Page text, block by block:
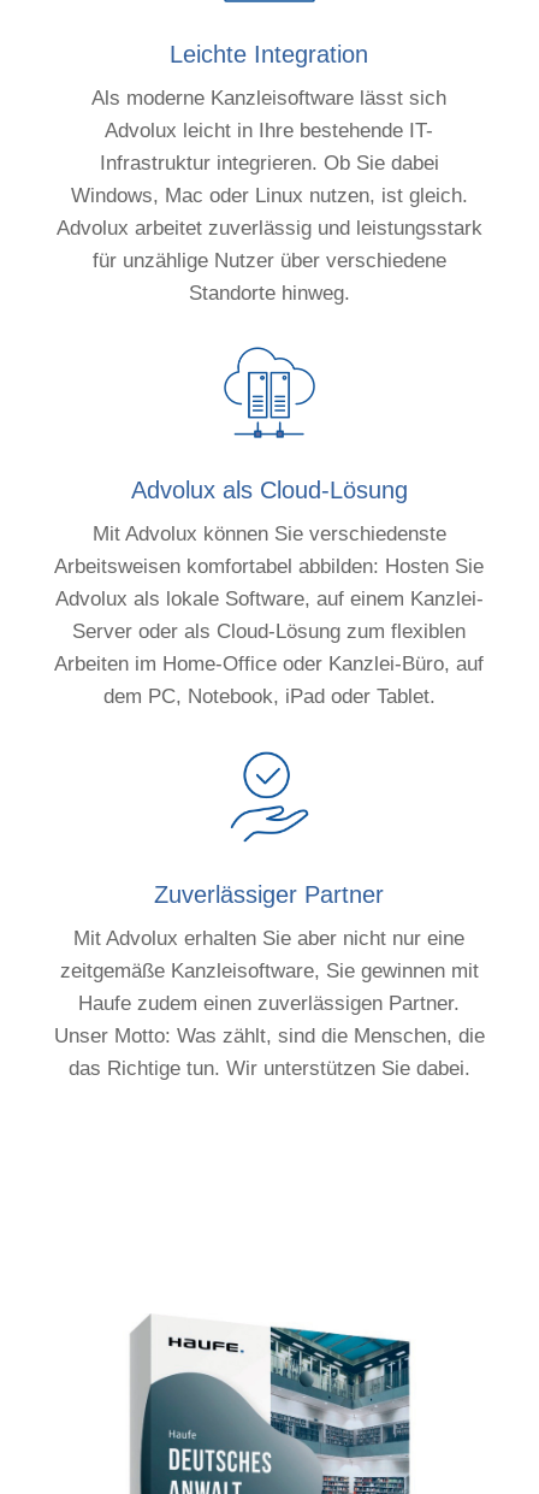
Leichte Integration
Als moderne Kanzleisoftware lässt sich
Advolux leicht in Ihre bestehende IT-
Infrastruktur integrieren. Ob Sie dabei
Windows, Mac oder Linux nutzen, ist gleich.
Advolux arbeitet zuverlässig und leistungsstark
für unzählige Nutzer über verschiedene
Standorte hinweg.
Advolux als Cloud-Lösung
Mit Advolux können Sie verschiedenste
Arbeitsweisen komfortabel abbilden: Hosten Sie
Advolux als lokale Software, auf einem Kanzlei-
Server oder als Cloud-Lösung zum flexiblen
Arbeiten im Home-Office oder Kanzlei-Büro, auf
dem PC, Notebook, iPad oder Tablet.
Zuverlässiger Partner
Mit Advolux erhalten Sie aber nicht nur eine
zeitgemäße Kanzleisoftware, Sie gewinnen mit
Haufe zudem einen zuverlässigen Partner.
Unser Motto: Was zählt, sind die Menschen, die
das Richtige tun. Wir unterstützen Sie dabei.